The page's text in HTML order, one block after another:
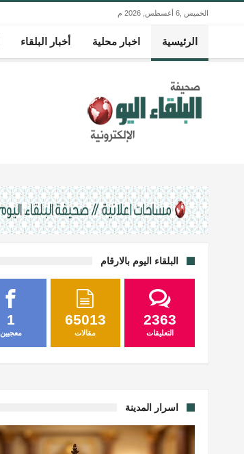
الخميس ,6 أغسطس, 2026 م
الرئيسية اخبار محلية أخبار البلقاء
البلقاء اليوم بالارقام
1
معجبين
65013
مقالات
2363
التعليقات
اسرار المدينة